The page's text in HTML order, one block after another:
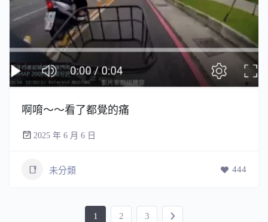
啊唷～～看了都覺的痛
2025 年 6 月 6 日
未分類 444
1 2 3